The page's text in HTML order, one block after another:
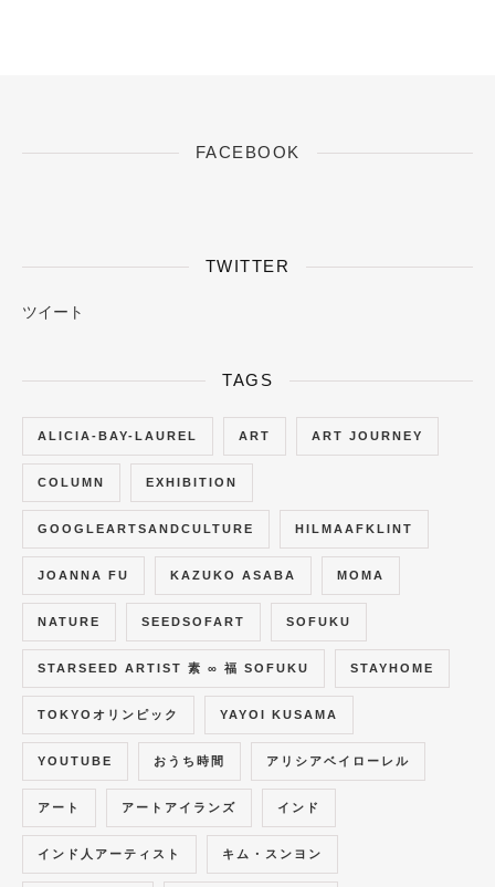
FACEBOOK
TWITTER
ツイート
TAGS
ALICIA-BAY-LAUREL ART ART JOURNEY
COLUMN EXHIBITION
GOOGLEARTSANDCULTURE HILMAAFKLINT
JOANNA FU KAZUKO ASABA MOMA
NATURE SEEDSOFART SOFUKU
STARSEED ARTIST 素 ∞ 福 SOFUKU STAYHOME
TOKYOオリンピック YAYOI KUSAMA
YOUTUBE おうち時間 アリシアベイローレル
アート アートアイランズ インド
インド人アーティスト キム・スンヨン